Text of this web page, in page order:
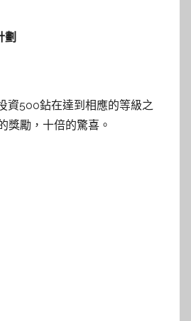
劃
資500鉆在達到相應的等級之
獎勵，十倍的驚喜。